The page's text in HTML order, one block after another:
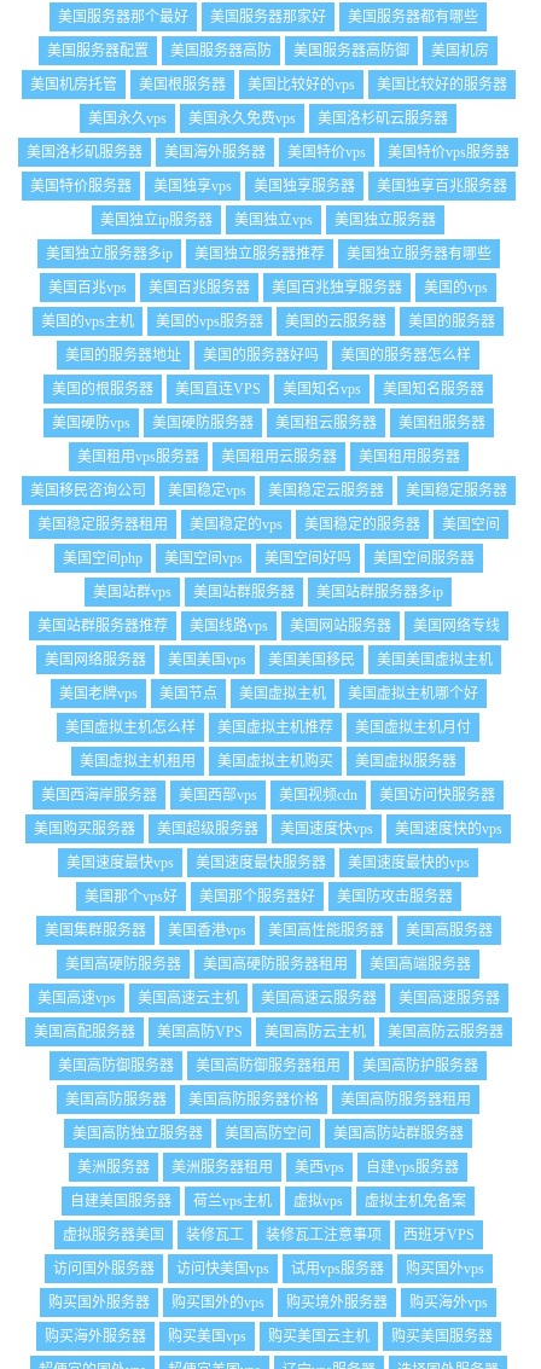
美国服务器那个最好
美国服务器那家好
美国服务器都有哪些
美国服务器配置
美国服务器高防 美国服务器高防御
美国机房
美国机房托管
美国根服务器 美国比较好的vps
美国比较好的服务器
美国永久vps
美国永久免费vps
美国洛杉矶云服务器
美国洛杉矶服务器
美国海外服务器 美国特价vps
美国特价vps服务器
美国特价服务器
美国独享vps 美国独享服务器
美国独享百兆服务器
美国独立ip服务器
美国独立vps
美国独立服务器
美国独立服务器多ip
美国独立服务器推荐
美国独立服务器有哪些
美国百兆vps
美国百兆服务器 美国百兆独享服务器
美国的vps
美国的vps主机
美国的vps服务器 美国的云服务器
美国的服务器
美国的服务器地址
美国的服务器好吗
美国的服务器怎么样
美国的根服务器
美国直连VPS 美国知名vps
美国知名服务器
美国硬防vps
美国硬防服务器 美国租云服务器
美国租服务器
美国租用vps服务器
美国租用云服务器
美国租用服务器
美国移民咨询公司
美国稳定vps 美国稳定云服务器
美国稳定服务器
美国稳定服务器租用
美国稳定的vps 美国稳定的服务器
美国空间
美国空间php
美国空间vps 美国空间好吗
美国空间服务器
美国站群vps
美国站群服务器
美国站群服务器多ip
美国站群服务器推荐
美国线路vps 美国网站服务器
美国网络专线
美国网络服务器
美国美国vps 美国美国移民
美国美国虚拟主机
美国老牌vps
美国节点 美国虚拟主机
美国虚拟主机哪个好
美国虚拟主机怎么样
美国虚拟主机推荐
美国虚拟主机月付
美国虚拟主机租用
美国虚拟主机购买
美国虚拟服务器
美国西海岸服务器
美国西部vps 美国视频cdn
美国访问快服务器
美国购买服务器
美国超级服务器 美国速度快vps
美国速度快的vps
美国速度最快vps
美国速度最快服务器
美国速度最快的vps
美国那个vps好
美国那个服务器好
美国防攻击服务器
美国集群服务器
美国香港vps 美国高性能服务器
美国高服务器
美国高硬防服务器
美国高硬防服务器租用
美国高端服务器
美国高速vps
美国高速云主机 美国高速云服务器
美国高速服务器
美国高配服务器
美国高防VPS 美国高防云主机
美国高防云服务器
美国高防御服务器
美国高防御服务器租用
美国高防护服务器
美国高防服务器
美国高防服务器价格
美国高防服务器租用
美国高防独立服务器
美国高防空间
美国高防站群服务器
美洲服务器
美洲服务器租用 美西vps
自建vps服务器
自建美国服务器
荷兰vps主机 虚拟vps
虚拟主机免备案
虚拟服务器美国
装修瓦工 装修瓦工注意事项
西班牙VPS
访问国外服务器
访问快美国vps 试用vps服务器
购买国外vps
购买国外服务器
购买国外的vps 购买境外服务器
购买海外vps
购买海外服务器
购买美国vps 购买美国云主机
购买美国服务器